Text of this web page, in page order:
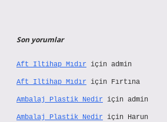
Son yorumlar
Aft Iltihap Mıdır için admin
Aft Iltihap Mıdır için Fırtına
Ambalaj Plastik Nedir için admin
Ambalaj Plastik Nedir için Harun